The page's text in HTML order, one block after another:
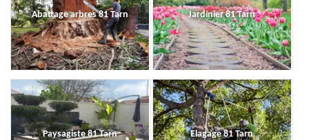
Abattage arbres 81 Tarn Jardinier 81 Tarn
Paysagiste 81 Tarn Elagage 81 Tarn